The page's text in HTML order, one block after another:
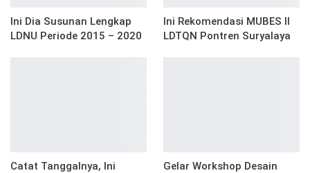
Ini Dia Susunan Lengkap
LDNU Periode 2015 – 2020
Ini Rekomendasi MUBES II
LDTQN Pontren Suryalaya
Catat Tanggalnya, Ini
Gelar Workshop Desain